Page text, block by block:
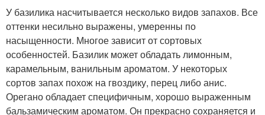
У базилика насчитывается несколько видов запахов. Все
оттенки несильно выражены, умеренны по
насыщенности. Многое зависит от сортовых
особенностей. Базилик может обладать лимонным,
карамельным, ванильным ароматом. У некоторых
сортов запах похож на гвоздику, перец либо анис.
Орегано обладает специфичным, хорошо выраженным
бальзамическим ароматом. Он прекрасно сохраняется и